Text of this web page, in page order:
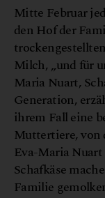
Mitte Februar
den Hof der
Milch, „und für
Maria Nuart,
Generation,
ihrem Fall eine
Muttertiere, von
Eva-Maria
Schafkäse
Familie